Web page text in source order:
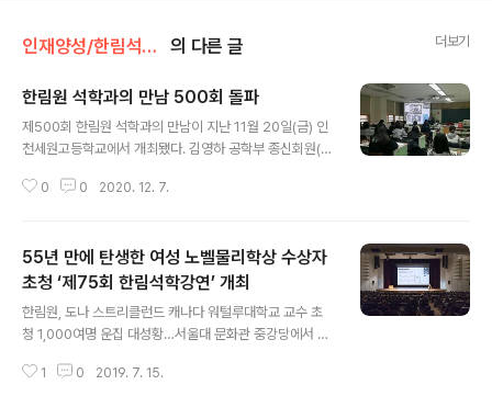
인재양성/한림석학강연 의 다른 글 더보기
한림원 석학과의 만남 500회 돌파
제500회 한림원 석학과의 만남이 지난 11월 20일(금) 인
천세원고등학교에서 개최됐다. 김영하 공학부 종신회원(한
연했으며, 인천세원고에 재학 중인 1, 2학년 약 50여명이
을 신청하면, 한림원 석학들이 직접 중·고등학교를 방문하
여 과학기술분야에 대해 강연하고 진로에 대해 상담해주는
프로그램이다.
0 0 2020. 12. 7.
55년 만에 탄생한 여성 노벨물리학상 수상자
초청 ‘제75회 한림석학강연’ 개최
한림원, 도나 스트리클런드 캐나다 워털루대학교 교수 초
청 1,000여명 운집 대성황…서울대 문화관 중강당에서 대
리학상 수상자로 주목받았던 도나 스트리클런드(Donna
1 0 2019. 7. 15.